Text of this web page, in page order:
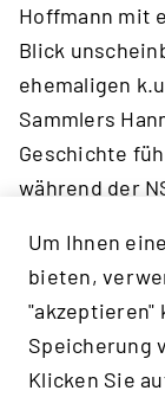
Hoffmann mit
Blick
ehemaligen
Sammlers
Geschichte
während der
Umgang mit
Warum
Weil diese
Um Ihnen
bieten,
"akzeptieren"
Speicherung
Klicken Sie